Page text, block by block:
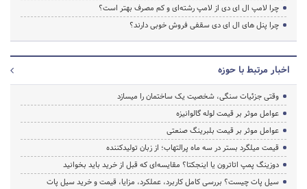
چرا لامپ ال ای دی از لامپ رشته‌ای و کم مصرف بهتر است؟
چرا پنل های ال ای دی سقفی فروش خوبی دارند؟
اخبار مرتبط با حوزه
وقتی جزئیات سنگی، شخصیت یک ساختمان را میسازد
عوامل موثر بر قیمت لوله گالوانیزه
عوامل موثر بر قیمت بلبرینگ صنعتی
قیمت میلگرد بستر در سه ماه پرالتهاب؛ از زبان تولیدکننده
دوزینگ پمپ اتاترون یا اینجکتا؟ مقایسه‌ای که قبل از خرید باید بخوانید
سیل پات چیست؟ بررسی کامل کاربرد، عملکرد، مزایا، قیمت و خرید سیل پات